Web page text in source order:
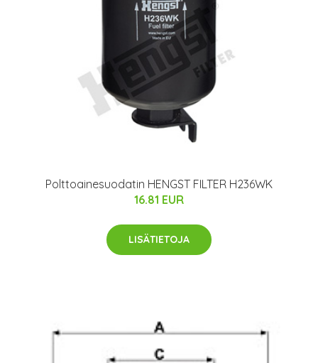
Polttoainesuodatin HENGST FILTER H236WK
16.81 EUR
LISÄTIETOJA